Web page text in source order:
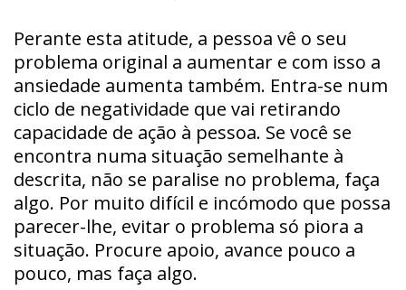
Perante esta atitude, a pessoa vê o seu
problema original a aumentar e com isso a
ansiedade aumenta também. Entra-se num
ciclo de negatividade que vai retirando
capacidade de ação à pessoa. Se você se
encontra numa situação semelhante à
descrita, não se paralise no problema, faça
algo. Por muito difícil e incómodo que possa
parecer-lhe, evitar o problema só piora a
situação. Procure apoio, avance pouco a
pouco, mas faça algo.